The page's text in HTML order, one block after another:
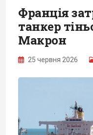
Франція
танкер
Макрон
25 червня 2026